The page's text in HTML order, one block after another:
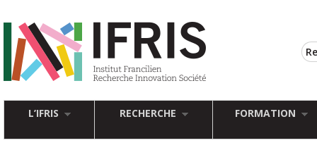
L’IFRIS RECHERCHE FORMATION